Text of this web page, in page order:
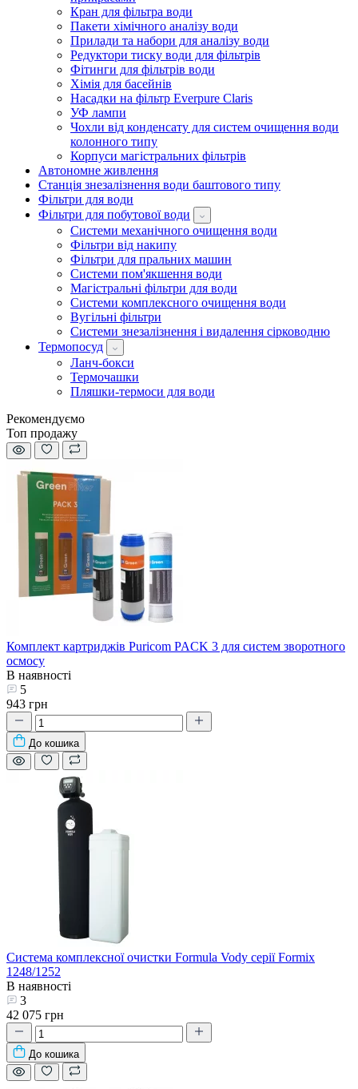
Кран для фільтра води
Пакети хімічного аналізу води
Прилади та набори для аналізу води
Редуктори тиску води для фільтрів
Фітинги для фільтрів води
Хімія для басейнів
Насадки на фільтр Everpure Claris
УФ лампи
Чохли від конденсату для систем очищення води
колонного типу
Корпуси магістральних фільтрів
Автономне живлення
Станція знезалізнення води баштового типу
Фільтри для води
Фільтри для побутової води
Системи механічного очищення води
Фільтри від накипу
Фільтри для пральних машин
Системи пом'якшення води
Магістральні фільтри для води
Системи комплексного очищення води
Вугільні фільтри
Системи знезалізнення і видалення сірководню
Термопосуд
Ланч-бокси
Термочашки
Пляшки-термоси для води
Рекомендуємо
Топ продажу
Комплект картриджів Puricom PACK 3 для систем зворотного
осмосу
В наявності
5
943 грн
До кошика
Система комплексної очистки Formula Vody серії Formix
1248/1252
В наявності
3
42 075 грн
До кошика